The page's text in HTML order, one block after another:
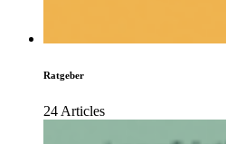
Ratgeber
24 Articles